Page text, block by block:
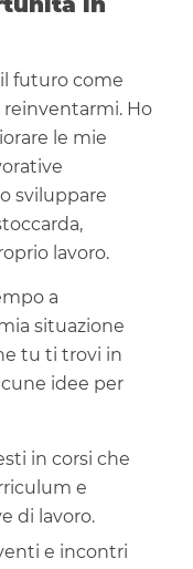
futuro come
reinventarmi. Ho
le mie
sviluppare
lavoro.
a
situazione
tu ti trovi in
idee per
in corsi che
e
di lavoro.
e incontri